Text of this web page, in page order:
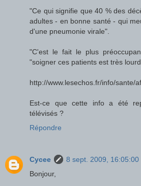
"Ce qui signifie que 40 % des
adultes - en bonne santé - qui
d'une pneumonie virale".
"C'est le fait le plus
"soigner ces patients est très
http://www.lesechos.fr/info/sante/
Est-ce que cette info a été
télévisés ?
Répondre
Cycee
8 sept. 2009, 16:05:00
Bonjour,